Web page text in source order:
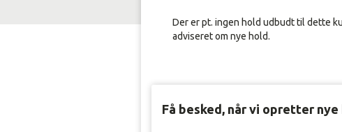
Der er pt. ingen hold udbudt til dette
adviseret om nye hold.
Få besked, når vi opretter nye